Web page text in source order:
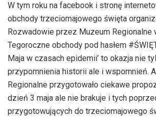
W tym roku na facebook i stronę
obchody trzeciomajowego święta
Rozwadowie przez Muzeum Regionalne
Tegoroczne obchody pod hasłem
Maja w czasach epidemii’ to okazja nie
przypomnienia historii ale i wspomnień.
Regionalne przygotowało ciekawe
dzień 3 maja ale nie brakuje i tych
przygotowujących do trzeciomajowego